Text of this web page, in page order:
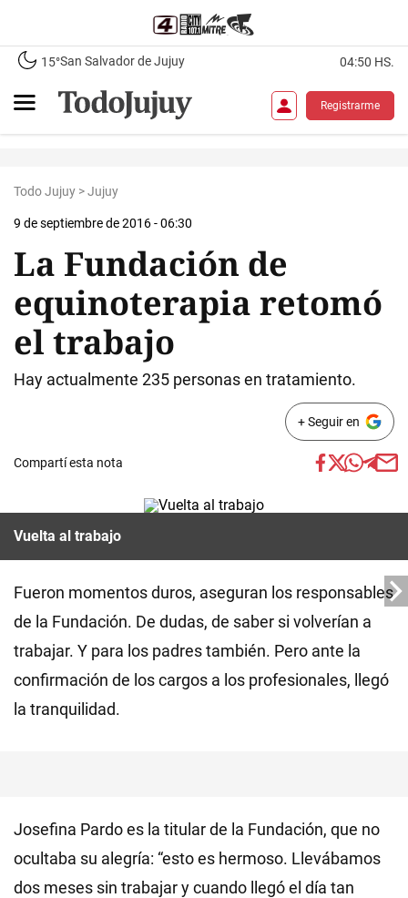
15°San Salvador de Jujuy 04:50 HS.
Registrarme
Todo Jujuy >Jujuy
9 de septiembre de 2016 - 06:30
La Fundación de
equinoterapia retomó
el trabajo
Hay actualmente 235 personas en tratamiento.
+ Seguir en
Compartí esta nota
Vuelta al trabajo
Fueron momentos duros, aseguran los responsables
de la Fundación. De dudas, de saber si volverían a
trabajar. Y para los padres también. Pero ante la
confirmación de los cargos a los profesionales, llegó
la tranquilidad.
Josefina Pardo es la titular de la Fundación, que no
ocultaba su alegría: “esto es hermoso. Llevábamos
dos meses sin trabajar y cuando llegó el día tan